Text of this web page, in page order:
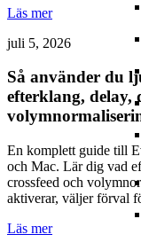
Läs mer
juli 5, 2026
Så använder du
efterklang, delay,
En komplett guide till
och Mac. Lär dig vad
crossfeed och
aktiverar, väljer förval
Läs mer